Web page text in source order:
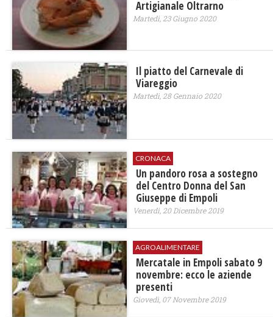
Artigianale Oltrarno
Martedì, 23 Giugno 2020
Il piatto del Carnevale di
Viareggio
Martedì, 28 Gennaio 2020
CRONACA
Un pandoro rosa a sostegno
del Centro Donna del San
Giuseppe di Empoli
Venerdì, 20 Dicembre 2019
AGROALIMENTARE
Mercatale in Empoli sabato 9
novembre: ecco le aziende
presenti
Giovedì, 07 Novembre 2019